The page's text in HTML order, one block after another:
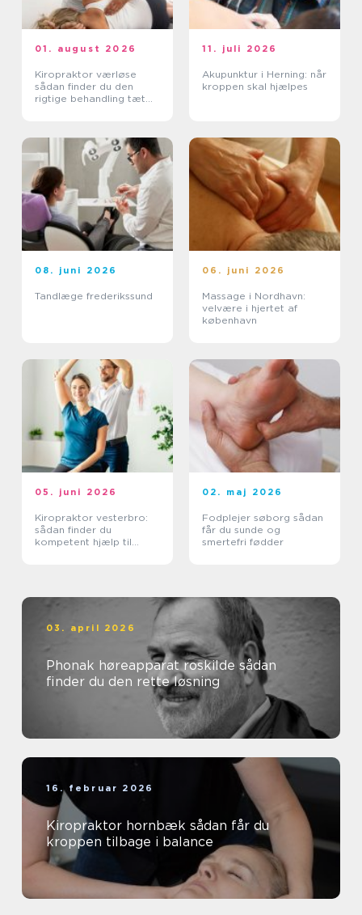
01. august 2026
Kiropraktor værløse
sådan finder du den
rigtige behandling tæt
11. juli 2026
Akupunktur i Herning: når
kroppen skal hjælpes
08. juni 2026
Tandlæge frederikssund
06. juni 2026
Massage i Nordhavn:
velvære i hjertet af
københavn
05. juni 2026
Kiropraktor vesterbro:
sådan finder du
kompetent hjælp til
02. maj 2026
Fodplejer søborg sådan
får du sunde og
smertefri fødder
03. april 2026
Phonak høreapparat roskilde sådan
finder du den rette løsning
16. februar 2026
Kiropraktor hornbæk sådan får du
kroppen tilbage i balance